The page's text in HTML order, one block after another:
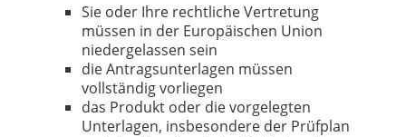
Sie oder Ihre rechtliche Vertretung
müssen in der Europäischen Union
niedergelassen sein
die Antragsunterlagen müssen
vollständig vorliegen
das Produkt oder die vorgelegten
Unterlagen, insbesondere der Prüfplan